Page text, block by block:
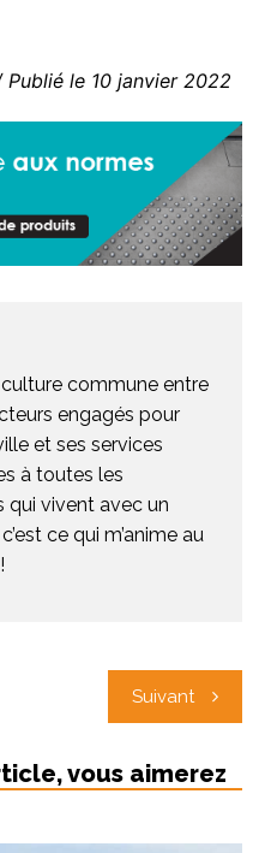
le 10 janvier 2022
culture commune entre
engagés pour
et ses services
à toutes les
qui vivent avec un
ce qui m’anime au
Suivant
vous aimerez